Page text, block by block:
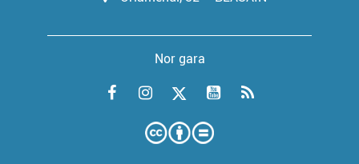
Nor gara